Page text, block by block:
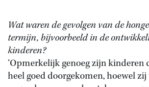
Wat waren de gevolgen van de
termijn, bijvoorbeeld in de
kinderen?
‘Opmerkelijk genoeg zijn kinderen
heel goed doorgekomen, hoewel